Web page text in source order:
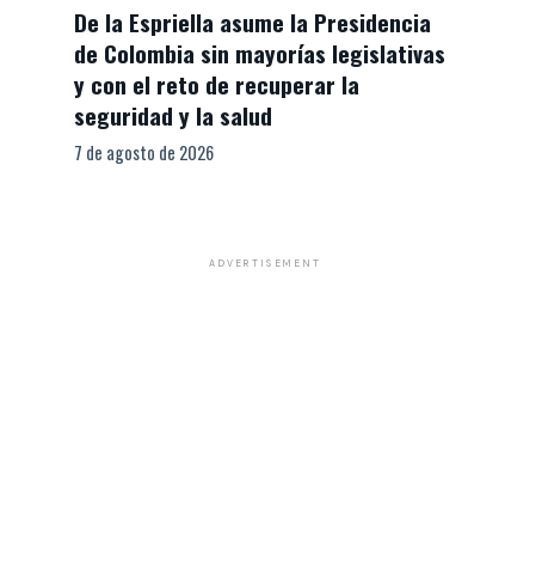
De la Espriella asume la Presidencia
de Colombia sin mayorías legislativas
y con el reto de recuperar la
seguridad y la salud
7 de agosto de 2026
ADVERTISEMENT